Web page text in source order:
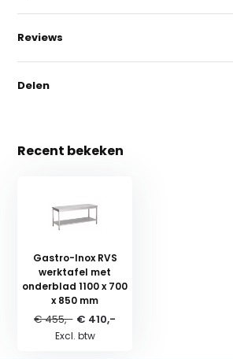
Reviews
Delen
Recent bekeken
Gastro-Inox RVS
werktafel met
onderblad 1100 x 700
x 850 mm
€ 455,- € 410,-
Excl. btw